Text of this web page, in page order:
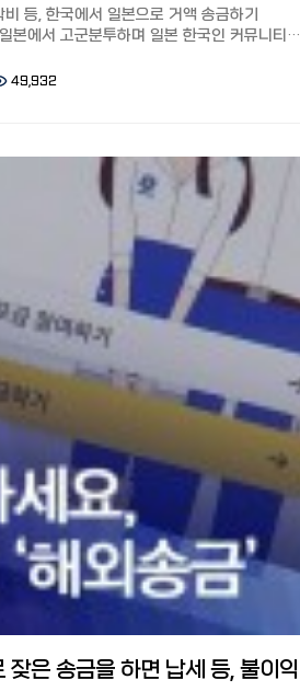
금수수료 무료로 송금이 가능합니다.
받고 송금하기: https://jp.coinshot.org/
1월부터 한국송금이 종료되었습니다.
때는 아래 쿠폰으로 저렴하게 보낼 수 있습
엔이어서 어느 곳보다 수수료가 저렴합니
으로 간단 인증하여 보내면 메일로 승인 연락
있습니다.
메일로 수취인 신분 인증하라는 연락이 옵
폰으로 인증해야 하는 부분이지만, 받는 분이
우는 신분증 사진만 메일로 보내주면 처리해
.
더니 오후에 송금 완료되었습니다.(2023년
원 착금)
완료되어 빠른 것도 장점입니다.
수료가 저렴(10만엔까지 500엔). 받는 분
이어서 답은 빨리 오는 편이지만, 급하거나
수 있다.
에서 500엔 포인트 받아 수수료 할인을 받으
수수료 할인으로 어느곳보다 유리한 금액으로
엔 캐쉬받아 송금하기:
i/?0ZGS72E0
와 사용법, 더 자세히 알기
306
스 송금:
행의 한국송금 서비스입니다. 계좌 개설부터
상에서 비대면으로 모두 가능합니다.
생활비용 송금으로 1회/1일/한달 최대
만엔까지 송금이 가능하며 최소 송금 금액은
이션 결과입니다. (2024년 1월 3일 기준)
500엔이 차감되어 약 940,380원 (이하
500포인트를 받으면 초회 무료)
료 939,659원이 차감되어 약 2,500엔
로 저렴합니다. 아래 링크를 통해서 가입하시
기 때문에 10만엔까지 무료로 송금할 수
송금 쿠폰 획득↓
월드 패밀리 송금의 사용법과
드나 마이넘버카드를 휴대폰으로 찍어 간편
며 바로 송금이 가능합니다. 계좌로 송금액을
분증 연락이 오고, 한국에서 받는 사람 본인(
증해야 합니다.
려운 경우는 타사라면 송금 자체가 안 되거나
드패밀리 송금에서는 보내는 사람이 부모의
으면 그것을 메일로 보내기만 하면 승인해 주
이 대응으로 큰 도움이 되었습니다.
보냈더니 오후에 송금이 무사히 완료되었습
엔 송금, 940,380원 착금)
료되기 때문에 빠르고, 일본인 직원이 문의에
등 다른 인터넷 송금과 다른 장점입니
받는 사람의 본인인증을 대신할 수 있음
에 대해 일본어로 빠르게 답변해 준다
등, 한국에서 일본으로 거액 송금하기
에서 고군분투하며 일본 한국인 커뮤니티
일한모 그룹의 주요 테마입니다. 보통 일본
로 어떻게 송금하면 좋을지에 대한 질문이
을 받아 집을 구매하신분계신가요? 저는 현재
입니다.
에 집을 구매 예정인데 원화를 엔화로 한꺼번
있습니다. 돈을 나누어서 보내는 방법이 있지
오래 걸리는 것으로 알고있습니다.
도가
오래동안 묶여있던 개인의 연간 송금한도
6400만원 정도)가 국가/개인간 거래액 규모
뉴스가 있었습니다. 확인해본 바, 2023년
송금한도가 2배인 10만달러로 변경되었습
히 송금 받았습니다.(수수료는 1억에
료, 전신료 등으로 10만원 정도. 은행이나
건 수취인의 합산 금액이 아니고 한국에서 보
거액 송금받으면 은행에서 전화가 온다? 아
일본은행에서도 별도의 수취한도액을 설정하
천만엔이상 입금이 있을 시, 어떤 자금인지
관계인지 확인서류(가족관계증명서), 주택
요구합니다. 한국어 가족관계증명서를
즉시 송금 처리해 줬니다. 한국 비거주자의
시 한국은행에 신고가 필요
액 송금이라고 해서 서류준비가 필요없고
1일한도 100만엔, 한달 한도 500만엔 등(업
한 여러가지 제한이 있습니다.
은행을 통한 송금이 필요합니다. 상기에
도액이 2배가 되면서 번거로운 신고나 지정
49,932